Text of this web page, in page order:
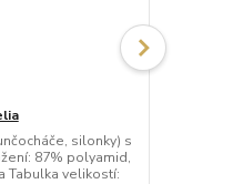
silonky) s
87% polyamid,
Tabulka velikostí: